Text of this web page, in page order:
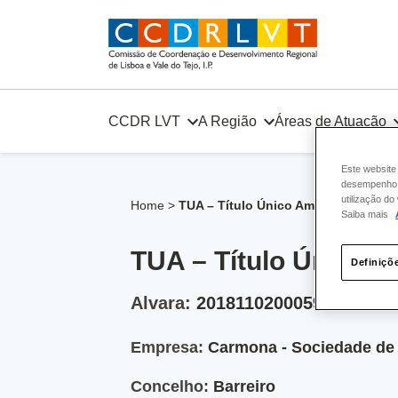
CCDR LVT A Região Áreas de Atuação
Home > TUA – Título Único Ambiental nº
TUA – Título Único
Alvara: 20181102000590
Empresa: Carmona - Sociedade
Concelho: Barreiro
Este
utilização do
Saiba mais